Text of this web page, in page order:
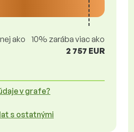
ako
10% zarába viac ako
2 757 EUR
v grafe?
s ostatnými